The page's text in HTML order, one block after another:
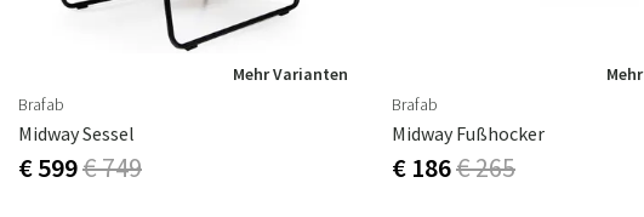
Mehr Varianten
Brafab
Midway Sessel
€ 599€ 749
Brafab
Midway Fußhocker
€ 186€ 265